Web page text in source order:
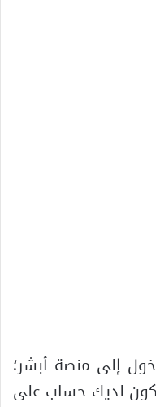
إلى منصة أبشر؛
لديك حساب على